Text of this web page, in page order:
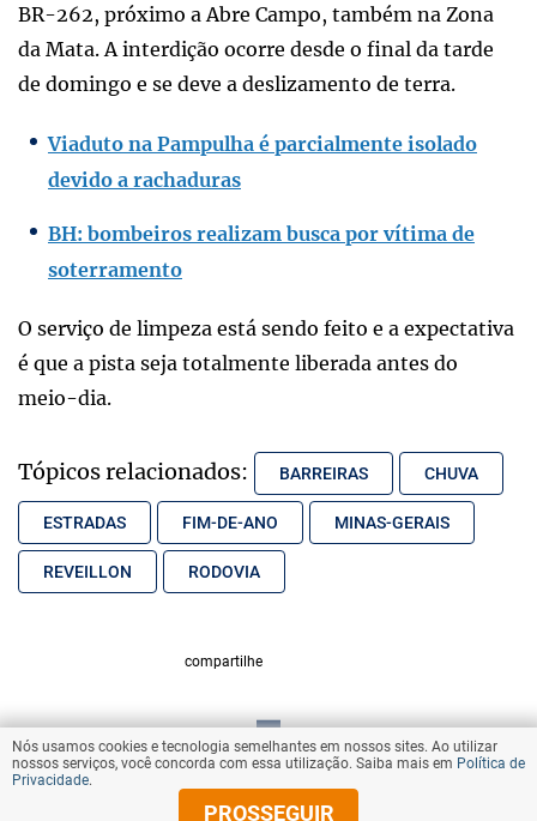
BR-262, próximo a Abre Campo, também na Zona
da Mata. A interdição ocorre desde o final da tarde
de domingo e se deve a deslizamento de terra.
Viaduto na Pampulha é parcialmente isolado
devido a rachaduras
BH: bombeiros realizam busca por vítima de
soterramento
O serviço de limpeza está sendo feito e a expectativa
é que a pista seja totalmente liberada antes do
meio-dia.
Tópicos relacionados: BARREIRAS CHUVA
ESTRADAS FIM-DE-ANO MINAS-GERAIS
REVEILLON RODOVIA
compartilhe
VOLTAR AO TOPO
© Copyright 2025 Diários Associados
Nós usamos cookies e tecnologia semelhantes em nossos sites. Ao utilizar
nossos serviços, você concorda com essa utilização. Saiba mais em Política de
Privacidade.
PROSSEGUIR